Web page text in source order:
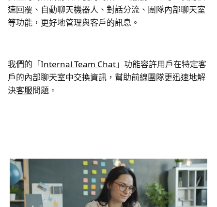
速回覆、自動聊天機器人、對話分流、團隊內部聊天室
等功能，更好地管理與客戶的訊息。
我們的「Internal Team Chat」功能容許用戶在特定客
戶的內部聊天室中交換資訊，幫助前線團隊更迅速地解
決客服問題。